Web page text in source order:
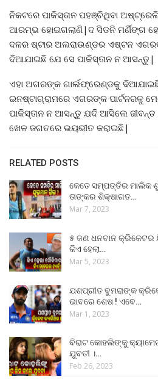
ନିକଟରେ ପାକିସ୍ତାନ ପହଞ୍ଚିଥିବା
ଆରମ୍ଭ ହୋଇଗଲାଣି|ଦ ସିଡନି ମର୍ଣିଙ୍ଗ
ଦଳର ଷ୍ଟାର ଅଲରାଉଣ୍ଡର ଏଷ୍ଟନ
ଦିଆଯାଇଛି ଯେ ସେ ପାକିସ୍ତାନ ନ ଆସନ୍ତୁ|
ଏହା ଅଗରଙ୍କ ଗାର୍ଲଫ୍ରେଣ୍ଡକୁ
ଇନଷ୍ଟାଗ୍ରାମରେ ଏଗରଙ୍କ ପାର୍ଟନରକୁ
ପାକିସ୍ତାନ ନ ଆସନ୍ତୁ ଯଦି ଆସିଲେ
ଖେଳ ଜଗତରେ ଭୟଭୀତ କରାଇଛି|
RELATED POSTS
କେତେ ସମ୍ପତ୍ତିର ମାଲିକ
ତାଙ୍କର ଶିକ୍ଷାଗତ…
Mar 7, 2023
୫ ଜଣ ଧନବାନ କ୍ରିକେଟର
କିଏ ହେଲା…
Mar 5, 2023
ଯଶପ୍ରୀତ ବୁମରାଙ୍କ
ଭାବରେ ଶେଷ ! ଏବେ…
Mar 1, 2023
ବିରାଟ କୋହଲିଙ୍କୁ
ଯୁବତୀ ।…
Feb 26, 2023